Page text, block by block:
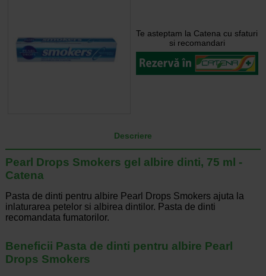
Te asteptam la Catena cu sfaturi
si recomandari
Descriere
Pearl Drops Smokers gel albire dinti, 75 ml -
Catena
Pasta de dinti pentru albire Pearl Drops Smokers ajuta la
inlaturarea petelor si albirea dintilor. Pasta de dinti
recomandata fumatorilor.
Beneficii Pasta de dinti pentru albire Pearl
Drops Smokers